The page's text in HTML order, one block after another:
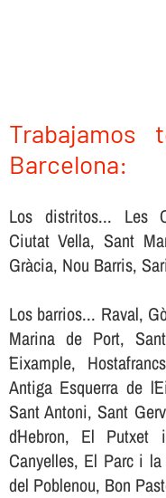
Trabajamos
Barcelona:
Los distritos... Les
Ciutat Vella, Sant
Gràcia, Nou Barris,
Los barrios... Raval,
Marina de Port,
´Eixample,
Antiga Esquerra de
Sant Antoni, Sant
d´Hebron, El
Canyelles, El Parc i
del Poblenou, Bon